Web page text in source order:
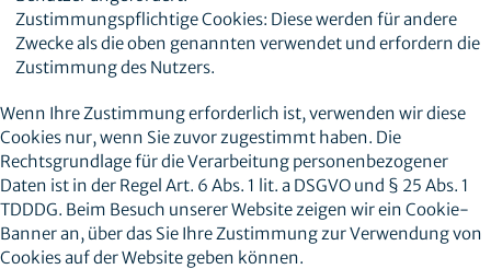
Zustimmungspflichtige Cookies: Diese werden für andere
Zwecke als die oben genannten verwendet und erfordern die
Zustimmung des Nutzers.
Wenn Ihre Zustimmung erforderlich ist, verwenden wir diese
Cookies nur, wenn Sie zuvor zugestimmt haben. Die
Rechtsgrundlage für die Verarbeitung personenbezogener
Daten ist in der Regel Art. 6 Abs. 1 lit. a DSGVO und § 25 Abs. 1
TDDDG. Beim Besuch unserer Website zeigen wir ein Cookie-
Banner an, über das Sie Ihre Zustimmung zur Verwendung von
Cookies auf der Website geben können.